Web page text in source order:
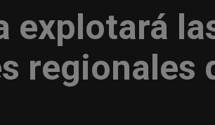
explotará
regionales